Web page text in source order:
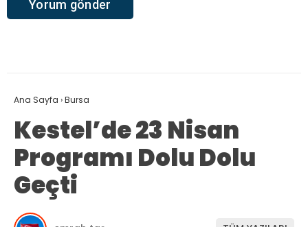
Ana Sayfa ›Bursa
Kestel’de 23 Nisan
Programı Dolu Dolu
Geçti